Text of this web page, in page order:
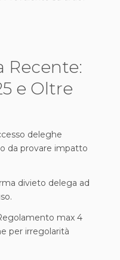
Recente:
e Oltre
deleghe
da provare impatto
divieto delega ad
max 4
per irregolarità